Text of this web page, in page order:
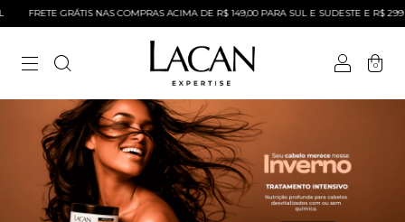
FRETE GRÁTIS NAS COMPRAS ACIMA DE R$ 149,00 PARA SUL E SUDESTE E R$ 299
0